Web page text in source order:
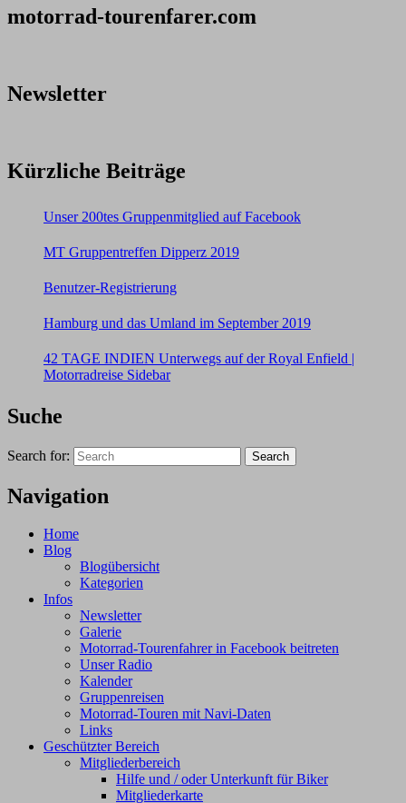
motorrad-tourenfarer.com
Newsletter
Kürzliche Beiträge
Unser 200tes Gruppenmitglied auf Facebook
MT Gruppentreffen Dipperz 2019
Benutzer-Registrierung
Hamburg und das Umland im September 2019
42 TAGE INDIEN Unterwegs auf der Royal Enfield |
Motorradreise Sidebar
Suche
Search for: Search
Navigation
Home
Blog
Blogübersicht
Kategorien
Infos
Newsletter
Galerie
Motorrad-Tourenfahrer in Facebook beitreten
Unser Radio
Kalender
Gruppenreisen
Motorrad-Touren mit Navi-Daten
Links
Geschützter Bereich
Mitgliederbereich
Hilfe und / oder Unterkunft für Biker
Mitgliederkarte